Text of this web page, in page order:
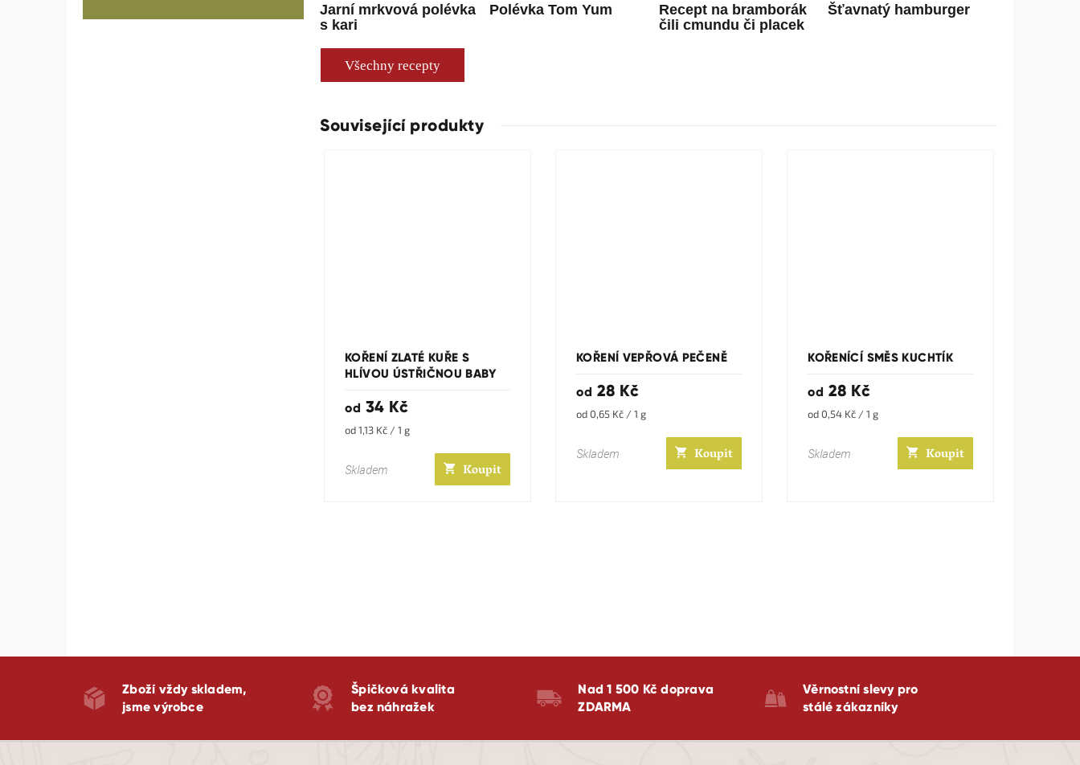
Související produkty
KOŘENÍ ZLATÉ KUŘE S
HLÍVOU ÚSTŘIČNOU BABY
od 34 Kč
Měrná
od 1,13 Kč / 1 g
Skladem Koupit
KOŘENÍ VEPŘOVÁ PEČENĚ
od 28 Kč
Měrná
od 0,65 Kč / 1 g
Skladem Koupit
KOŘENÍCÍ SMĚS KUCHTÍK
od 28 Kč
Měrná
od 0,54 Kč / 1 g
Skladem Koupit
Jarní mrkvová polévka
s kari
Polévka Tom Yum
Recept na bramborák
čili cmundu či placek
Šťavnatý hamburger
Všechny recepty
Zboží vždy skladem,
jsme výrobce
Špičková kvalita
bez náhražek
Nad 1 500 Kč doprava
ZDARMA
Věrnostní slevy pro
stálé zákazníky